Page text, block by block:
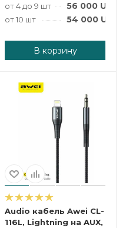
от 4 до 9 шт 56 000UZS
от 10 шт 54 000UZS
В корзину
Audio кабель Awei CL-
116L, Lightning на AUX,